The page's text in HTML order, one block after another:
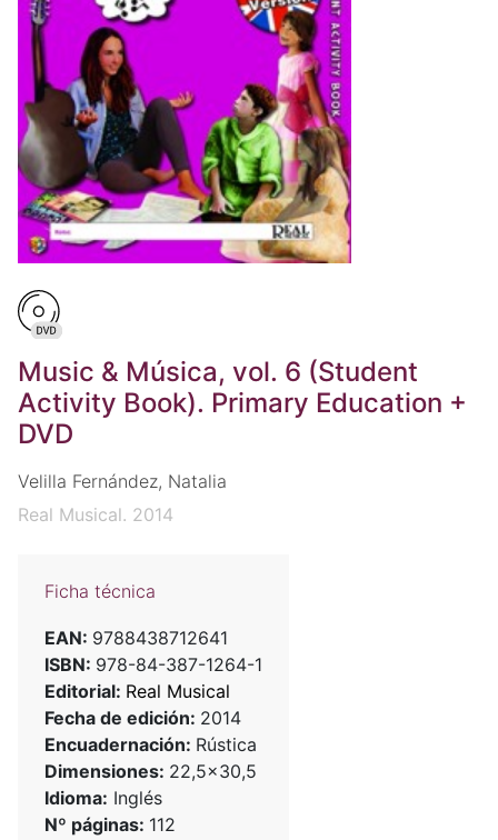
Music & Música, vol. 6 (Student
Activity Book). Primary Education +
DVD
Velilla Fernández, Natalia
Real Musical. 2014
Ficha técnica
EAN: 9788438712641
ISBN: 978-84-387-1264-1
Editorial: Real Musical
Fecha de edición: 2014
Encuadernación: Rústica
Dimensiones: 22,5x30,5
Idioma: Inglés
Nº páginas: 112